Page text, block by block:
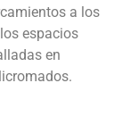
a los
espacios
en